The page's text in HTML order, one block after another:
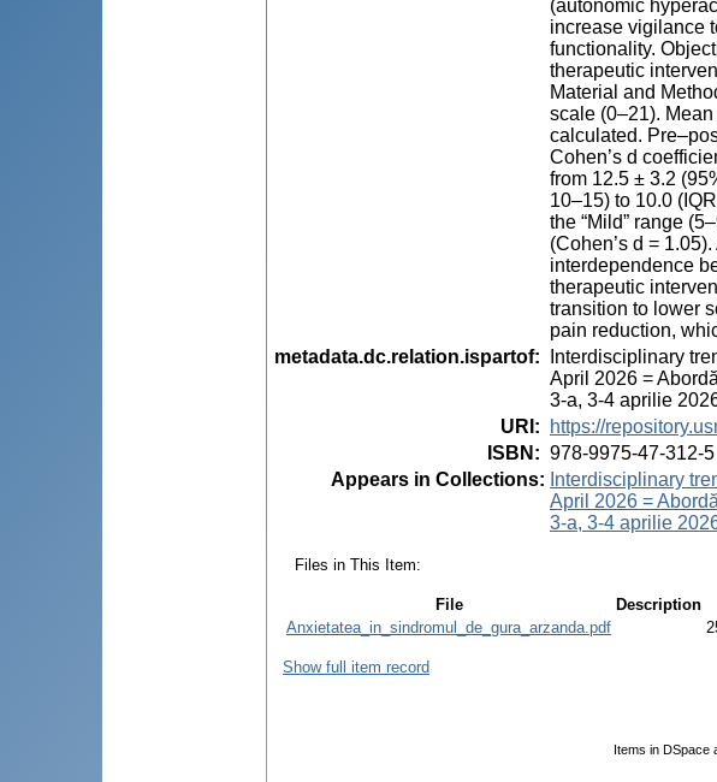
(autonomic
increase vigilance
functionality.
therapeutic
Material and
scale (0–21).
calculated.
Cohen’s d
from 12.5 ± 3.2
10–15) to 10.0
the “Mild” range
(Cohen’s d =
interdependence
therapeutic
transition to lower
pain reduction,
metadata.dc.relation.ispartof:
Interdisciplinary
April 2026 =
3-a, 3-4 aprilie
URI :
https://
ISBN : 978-9975-47-312-5
Appears in Collections: Interdisciplinary
April 2026 =
3-a, 3-4 aprilie
Files in This Item:
File Description
Anxietatea_in_sindromul_de_gura_arzanda.pdf
Show full item record
Items in DSpace